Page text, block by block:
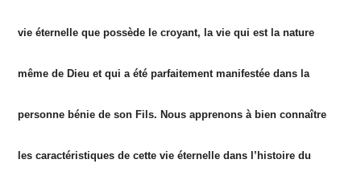
vie éternelle que possède le croyant, la vie qui est la nature
même de Dieu et qui a été parfaitement manifestée dans la
personne bénie de son Fils. Nous apprenons à bien connaître
les caractéristiques de cette vie éternelle dans l’histoire du